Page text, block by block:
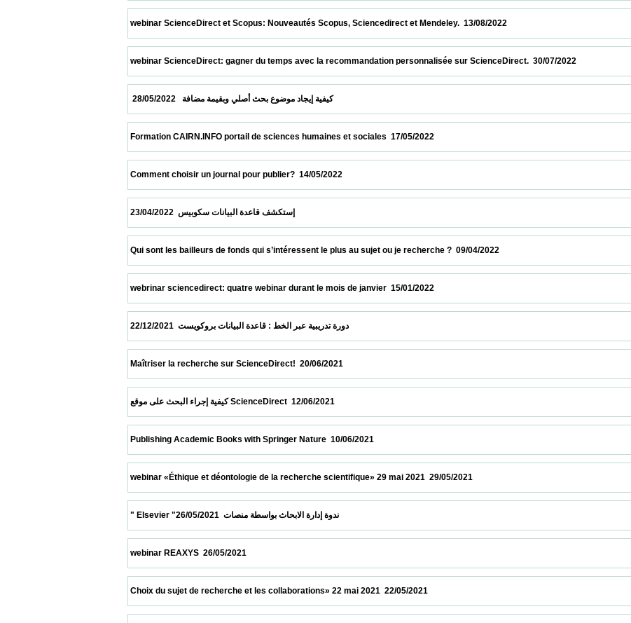
webinar ScienceDirect et Scopus: Nouveautés Scopus, Sciencedirect et Mendeley.  13/08/2022
webinar ScienceDirect: gagner du temps avec la recommandation personnalisée sur ScienceDirect.  30/07/2022
كيفية إيجاد موضوع بحث أصلي وبقيمة مضافة   28/05/2022
Formation CAIRN.INFO portail de sciences humaines et sociales  17/05/2022
Comment choisir un journal pour publier?  14/05/2022
Qui sont les bailleurs de fonds qui s’intéressent le plus au sujet ou je recherche ?  09/04/2022
webrinar sciencedirect: quatre webinar durant le mois de janvier  15/01/2022
دورة تدريبية عبر الخط : قاعدة البيانات بروكويست  22/12/2021
Maîtriser la recherche sur ScienceDirect!  20/06/2021
كيفية إجراء البحث على موقع ScienceDirect  12/06/2021
Publishing Academic Books with Springer Nature  10/06/2021
webinar «Éthique et déontologie de la recherche scientifique» 29 mai 2021  29/05/2021
" Elsevier "ندوة إدارة الابحاث بواسطة منصات  26/05/2021
webinar REAXYS  26/05/2021
Choix du sujet de recherche et les collaborations» 22 mai 2021  22/05/2021